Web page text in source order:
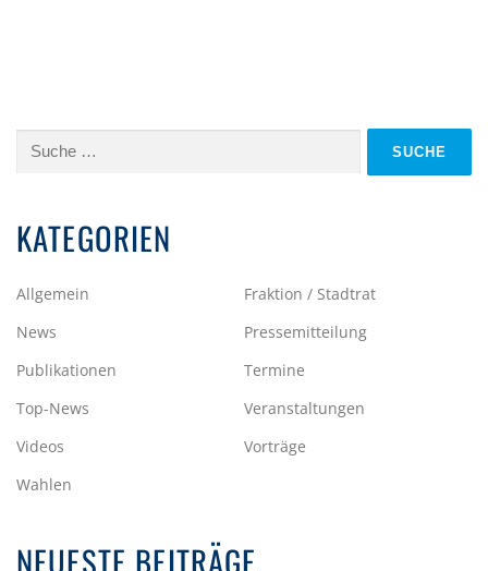
Suche
KATEGORIEN
Allgemein
Fraktion / Stadtrat
News
Pressemitteilung
Publikationen
Termine
Top-News
Veranstaltungen
Videos
Vorträge
Wahlen
NEUESTE BEITRÄGE